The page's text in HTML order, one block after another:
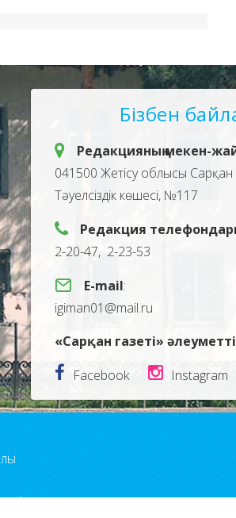
Бізбен
Редакцияның мекен-
041500 Жетісу облысы Сарқан
Тәуелсіздік көшесі, №117
Редакция
2-20-47, 2-23-53
E-mail:
igiman01@mail.ru
«Сарқан газеті»
Facebook
Instagram